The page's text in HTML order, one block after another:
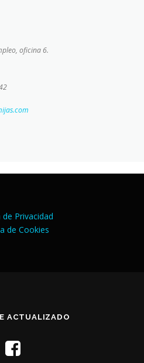
oficina 6.
de Privacidad
de Cookies
ACTUALIZADO